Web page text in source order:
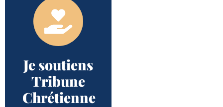
Je soutiens
Tribune
Chrétienne